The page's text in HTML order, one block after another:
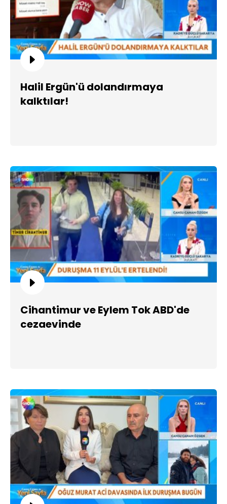
Halil Ergün'ü dolandırmaya
kalktılar!
Cihantimur ve Eylem Tok ABD'de
cezaevinde